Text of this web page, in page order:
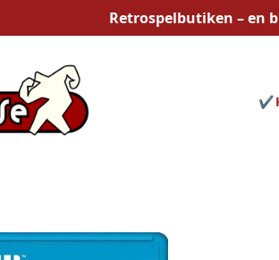
Retrospelbutiken – en